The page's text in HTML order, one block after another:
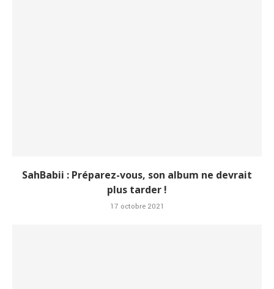
SahBabii : Préparez-vous, son album ne devrait
plus tarder !
17 octobre 2021